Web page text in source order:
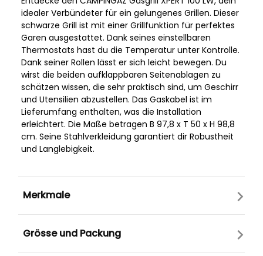
idealer Verbündeter für ein gelungenes Grillen. Dieser
schwarze Grill ist mit einer Grillfunktion für perfektes
Garen ausgestattet. Dank seines einstellbaren
Thermostats hast du die Temperatur unter Kontrolle.
Dank seiner Rollen lässt er sich leicht bewegen. Du
wirst die beiden aufklappbaren Seitenablagen zu
schätzen wissen, die sehr praktisch sind, um Geschirr
und Utensilien abzustellen. Das Gaskabel ist im
Lieferumfang enthalten, was die Installation
erleichtert. Die Maße betragen B 97,8 x T 50 x H 98,8
cm. Seine Stahlverkleidung garantiert dir Robustheit
und Langlebigkeit.
Merkmale
Grösse und Packung